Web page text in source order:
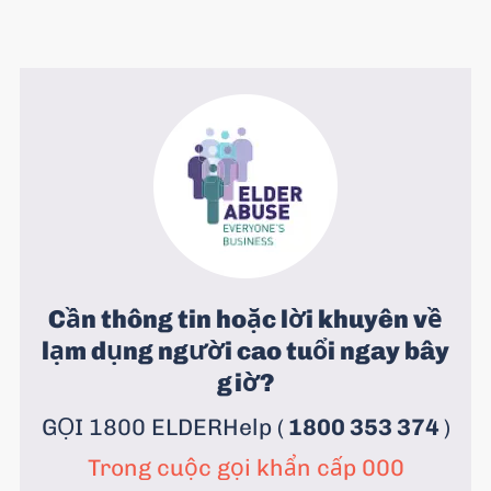
Cần thông tin hoặc lời khuyên về
lạm dụng người cao tuổi ngay bây
giờ?
GỌI 1800 ELDERHelp ( 1800 353 374 )
Trong cuộc gọi khẩn cấp 000